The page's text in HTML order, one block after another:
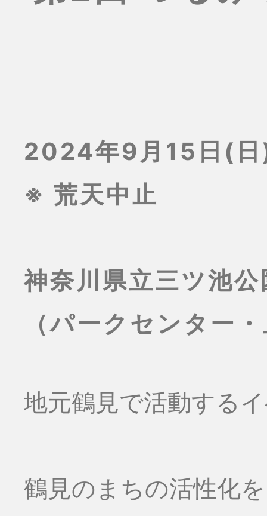
2024年9月15日(
※ 荒天中止
神奈川県立三ツ池公
（パークセンター
地元鶴見で活動する
鶴見のまちの活性化